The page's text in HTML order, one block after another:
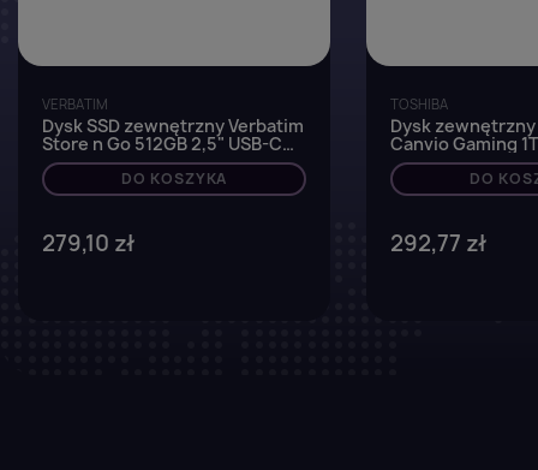
VERBATIM
Dysk SSD zewnętrzny Verbatim
Store n Go 512GB 2,5" USB-C
3.2 Gen 1 czarny
DO KOSZYKA
279,10 zł
TOSHIBA
Dysk
Canvio Gaming
Gen 1 Black
DO
292,77 zł